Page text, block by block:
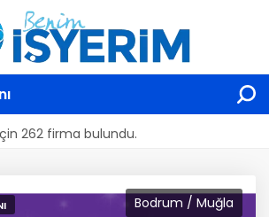
262 firma bulundu.
Bodrum / Muğla